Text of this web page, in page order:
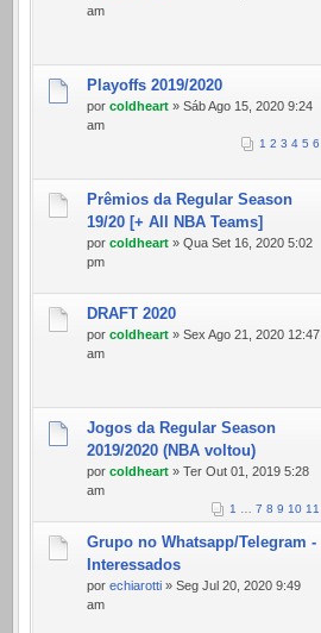
am
Playoffs 2019/2020
por coldheart » Sáb Ago 15, 2020 9:24
am
1 2 3 4 5 6
Prêmios da Regular Season
19/20 [+ All NBA Teams]
por coldheart » Qua Set 16, 2020 5:02
pm
DRAFT 2020
por coldheart » Sex Ago 21, 2020 12:47
am
Jogos da Regular Season
2019/2020 (NBA voltou)
por coldheart » Ter Out 01, 2019 5:28
am
1 7 8 9 10 11
Grupo no Whatsapp/Telegram -
Interessados
por echiarotti » Seg Jul 20, 2020 9:49
am